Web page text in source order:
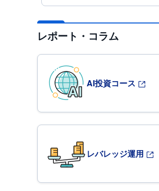
レポート・コラム
AI投資コース
レバレッジ運用